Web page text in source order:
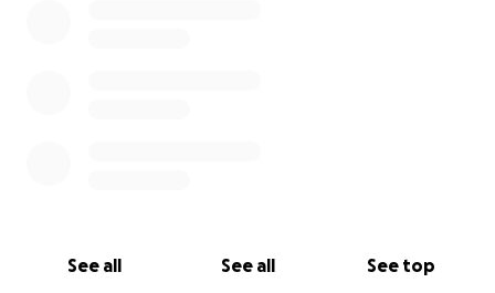
See all See all See top